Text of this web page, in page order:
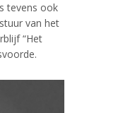
tevens ook
van het
“Het